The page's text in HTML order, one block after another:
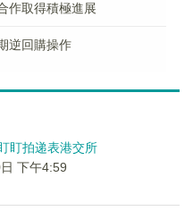
作取得積極進展
逆回購操作
盯拍递表港交所
下午4:59